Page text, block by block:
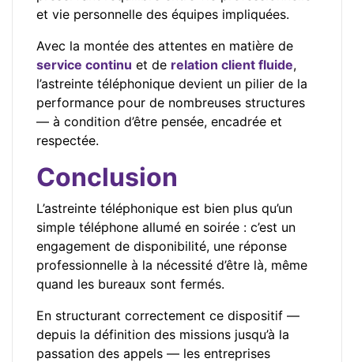
et vie personnelle des équipes impliquées.
Avec la montée des attentes en matière de
service continu et de relation client fluide,
l’astreinte téléphonique devient un pilier de la
performance pour de nombreuses structures
— à condition d’être pensée, encadrée et
respectée.
Conclusion
L’astreinte téléphonique est bien plus qu’un
simple téléphone allumé en soirée : c’est un
engagement de disponibilité, une réponse
professionnelle à la nécessité d’être là, même
quand les bureaux sont fermés.
En structurant correctement ce dispositif —
depuis la définition des missions jusqu’à la
passation des appels — les entreprises